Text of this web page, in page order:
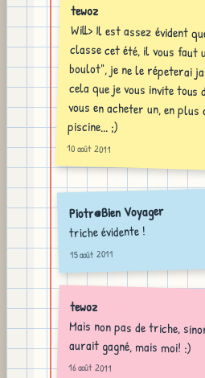
tewoz
Will> Il est assez évident
classe cet été, il vous faut
boulot", je ne le répeterai
cela que je vous invite tous
vous en acheter un, en plus
piscine... ;)
10 août 2011
Piotr@Bien Voyager
triche évidente !
15 août 2011
tewoz
Mais non pas de triche,
aurait gagné, mais moi! :)
16 août 2011